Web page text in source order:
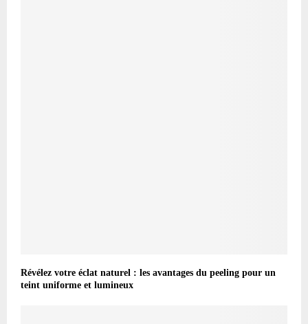
Révélez votre éclat naturel : les avantages du peeling pour un
teint uniforme et lumineux